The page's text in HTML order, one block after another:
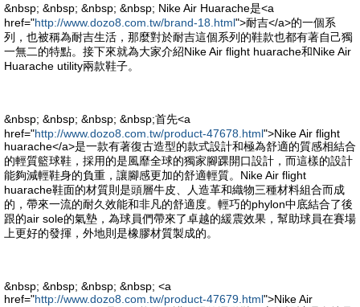
&nbsp; &nbsp; &nbsp; &nbsp; Nike Air Huarache是<a
href="http://www.dozo8.com.tw/brand-18.html">耐吉</a>的一個系
列，也被稱為耐吉生活，那麼對於耐吉這個系列的鞋款也都有著自己獨
一無二的特點。接下來就為大家介紹Nike Air flight huarache和Nike Air
Huarache utility兩款鞋子。
&nbsp; &nbsp; &nbsp; &nbsp;首先<a
href="http://www.dozo8.com.tw/product-47678.html">Nike Air flight
huarache</a>是一款有著復古造型的款式設計和極為舒適的質感相結合
的輕質籃球鞋，採用的是風靡全球的獨家腳踝開口設計，而這樣的設計
能夠減輕鞋身的負重，讓腳感更加的舒適輕質。Nike Air flight
huarache鞋面的材質則是頭層牛皮、人造革和織物三種材料組合而成
的，帶來一流的耐久效能和非凡的舒適度。輕巧的phylon中底結合了後
跟的air sole的氣墊，為球員們帶來了卓越的緩震效果，幫助球員在賽場
上更好的發揮，外地則是橡膠材質製成的。
&nbsp; &nbsp; &nbsp; &nbsp; <a
href="http://www.dozo8.com.tw/product-47679.html">Nike Air